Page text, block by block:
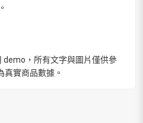
demo，所有文字與圖片僅供參
真實商品數據。